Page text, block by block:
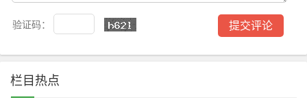
验证码：
栏目热点